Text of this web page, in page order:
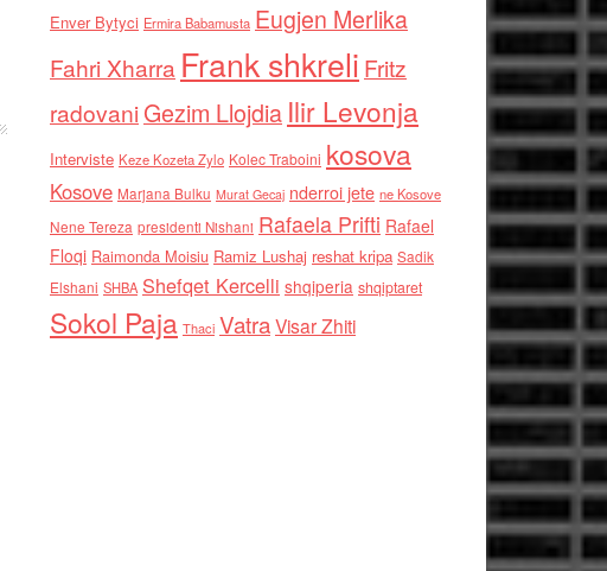
Enver Bytyci Ermira Babamusta Eugjen Merlika
Fahri Xharra Frank shkreli Fritz
radovaniGezim Llojdia Ilir Levonja
Interviste Keze Kozeta Zylo Kolec Traboini kosova
Kosove Marjana Bulku Murat Gecaj nderroi jete ne Kosove
Nene Tereza presidenti Nishani Rafaela Prifti Rafael
Floqi Raimonda Moisiu Ramiz Lushaj reshat kripa Sadik
Elshani SHBA Shefqet Kercelli shqiperia shqiptaret
Sokol Paja Thaci VatraVisar Zhiti